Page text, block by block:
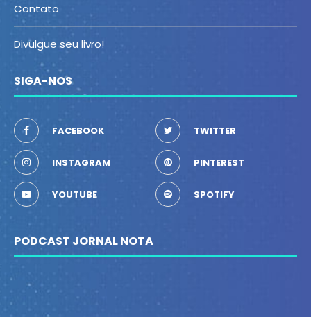
Contato
Divulgue seu livro!
SIGA-NOS
FACEBOOK TWITTER
INSTAGRAM PINTEREST
YOUTUBE SPOTIFY
PODCAST JORNAL NOTA